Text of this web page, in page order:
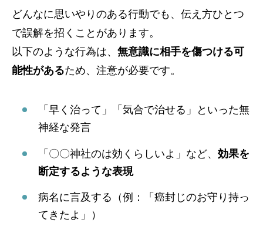
どんなに思いやりのある行動でも、伝え方ひとつ
で誤解を招くことがあります。
以下のような行為は、 無意識に相手を傷つける可
能性があるため、注意が必要です。
「早く治って」「気合で治せる」といった無
神経な発言
「〇〇神社のは効くらしいよ」など、 効果を
断定するような表現
病名に言及する（例：「癌封じのお守り持っ
てきたよ」）